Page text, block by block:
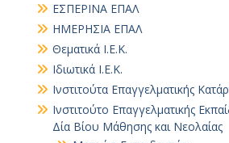
ΕΣΠΕΡΙΝΑ ΕΠΑΛ
ΗΜΕΡΗΣΙΑ ΕΠΑΛ
Θεματικά Ι.Ε.Κ.
Ιδιωτικά Ι.Ε.Κ.
Ινστιτούτα Επαγγελματικής
Ινστιτούτο Επαγγελματικής
Δία Βίου Μάθησης και Νεολαίας